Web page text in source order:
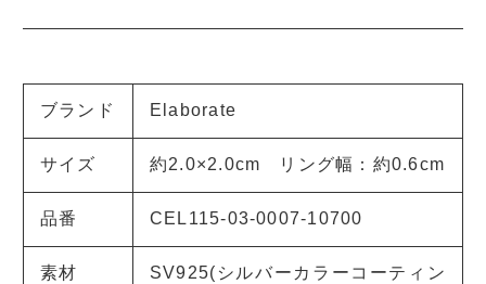
ブランド Elaborate
サイズ 約2.0×2.0cm リング幅：約0.6cm
品番 CEL115-03-0007-10700
素材
SV925(シルバーカラーコーティン